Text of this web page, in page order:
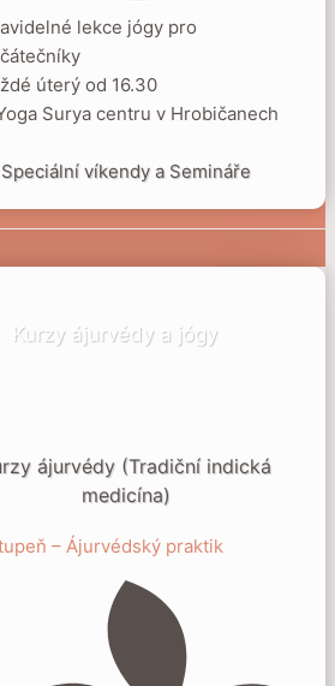
lekce jógy pro
úterý od 16.30
Surya centru v Hrobičanech
Speciální víkendy a Semináře
Kurzy ájurvédy a jógy
ájurvédy (Tradiční indická
medicína)
– Ájurvédský praktik